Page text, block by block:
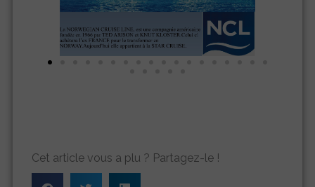
Cet article vous a plu ? Partagez-le !